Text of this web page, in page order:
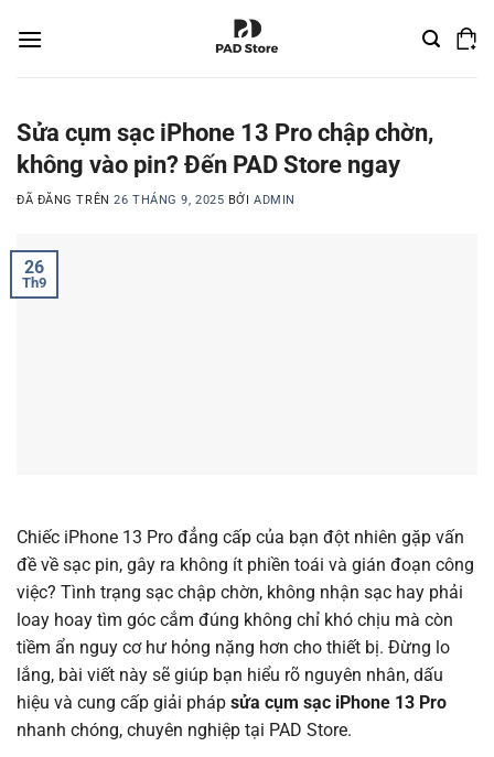
đến
Sửa cụm sạc iPhone 13 Pro chập chờn,
không vào pin? Đến PAD Store ngay
ĐÃ ĐĂNG TRÊN26 THÁNG 9, 2025 BỞIADMIN
26
Th9
Chiếc iPhone 13 Pro đẳng cấp của bạn đột nhiên gặp vấn
đề về sạc pin, gây ra không ít phiền toái và gián đoạn công
việc? Tình trạng sạc chập chờn, không nhận sạc hay phải
loay hoay tìm góc cắm đúng không chỉ khó chịu mà còn
tiềm ẩn nguy cơ hư hỏng nặng hơn cho thiết bị. Đừng lo
lắng, bài viết này sẽ giúp bạn hiểu rõ nguyên nhân, dấu
hiệu và cung cấp giải pháp sửa cụm sạc iPhone 13 Pro
nhanh chóng, chuyên nghiệp tại PAD Store.